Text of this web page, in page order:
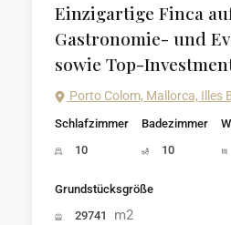
Einzigartige Finca
Gastronomie- und
sowie Top-
Porto Colom, Mallorca, Illes
Schlafzimmer
10
Badezimmer
10
Grundstücksgröße
29741
m2